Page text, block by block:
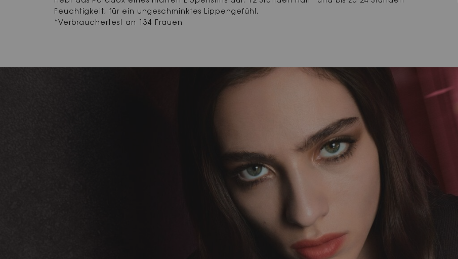
Feuchtigkeit, für ein ungeschminktes Lippengefühl.
*Verbrauchertest an 134 Frauen